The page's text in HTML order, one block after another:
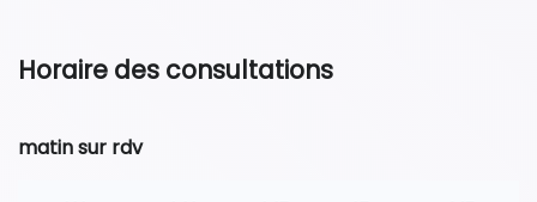
Horaire des consultations
matin sur rdv